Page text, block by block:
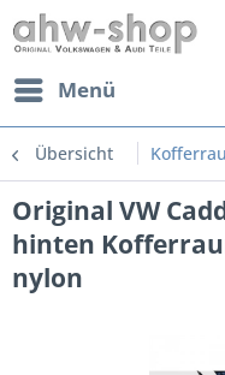
Menü
Übersicht
Original VW
hinten
nylon